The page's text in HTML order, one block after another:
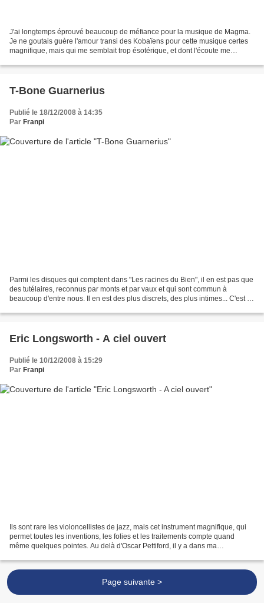
J'ai longtemps éprouvé beaucoup de méfiance pour la musique de Magma.
Je ne goutais guère l'amour transi des Kobaïens pour cette musique certes
magnifique, mais qui me semblait trop ésotérique, et dont l'écoute me
T-Bone Guarnerius
Publié le 18/12/2008 à 14:35
Par Franpi
Parmi les disques qui comptent dans "Les racines du Bien", il en est pas que
des tutélaires, reconnus par monts et par vaux et qui sont commun à
beaucoup d'entre nous. Il en est des plus discrets, des plus intimes... C'est le
Eric Longsworth - A ciel ouvert
Publié le 10/12/2008 à 15:29
Par Franpi
Ils sont rare les violoncellistes de jazz, mais cet instrument magnifique, qui
permet toutes les inventions, les folies et les traitements compte quand
même quelques pointes. Au delà d'Oscar Pettiford, il y a dans ma
Page suivante >